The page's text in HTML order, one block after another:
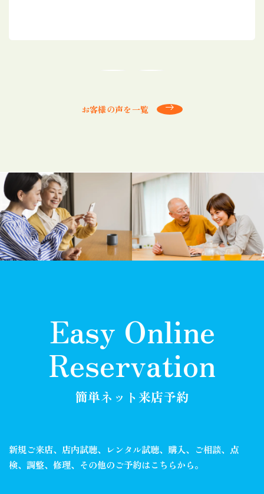
お客様の声を一覧
Easy Online
Reservation
簡単ネット来店予約
新規ご来店、店内試聴、レンタル試聴、購入、ご相談、 点
検、調整、修理、その他のご予約はこちらから。